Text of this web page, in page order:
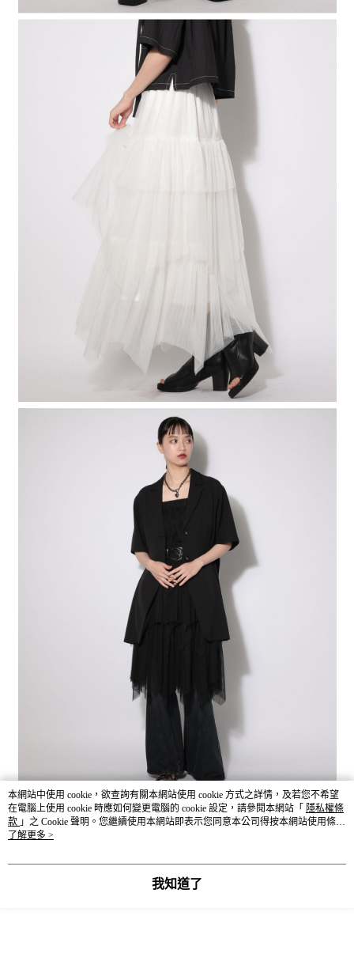
本網站中使用 cookie，欲查詢有關本網站使用 cookie 方式之詳情，及若您不希望
在電腦上使用 cookie 時應如何變更電腦的 cookie 設定，請參閱本網站「 隱私權條
款 」之 Cookie 聲明。您繼續使用本網站即表示您同意本公司得按本網站使用條款
之 Cookie 聲明使用 cookie。
了解更多 >
我知道了